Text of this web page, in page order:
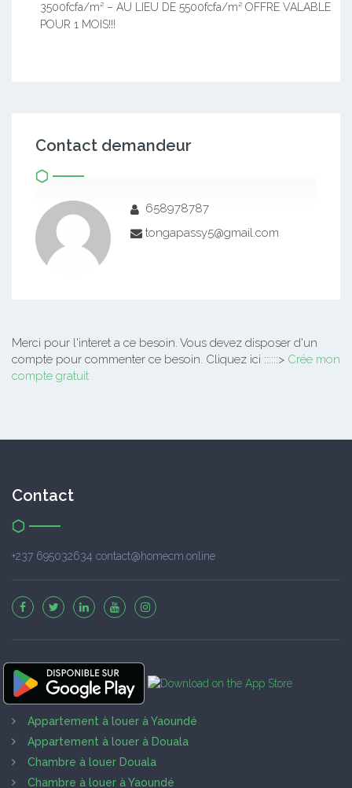
3500fcfa/m² – AU LIEU DE 5500fcfa/m² OFFRE VALABLE
POUR 1 MOIS!!!
Contact demandeur
658978787
tongapassy5@gmail.com
Merci pour l'interet a ce besoin. Vous devez disposer d'un
compte pour commenter ce besoin. Cliquez ici ::::::> Crée mon
compte gratuit
Contact
+237 695032634 contact@homecm.online
Appartement à louer à Yaoundé
Appartement à louer à Douala
Chambre à louer Douala
Chambre à louer à Yaoundé